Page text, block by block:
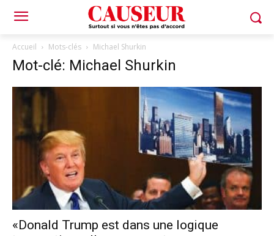
Accueil Mots-clés Michael Shurkin
Mot-clé: Michael Shurkin
«Donald Trump est dans une logique